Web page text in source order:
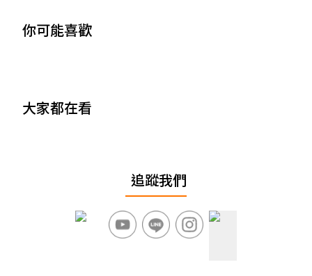
你可能喜歡
大家都在看
追蹤我們